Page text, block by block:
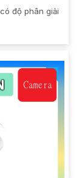
độ phân giải